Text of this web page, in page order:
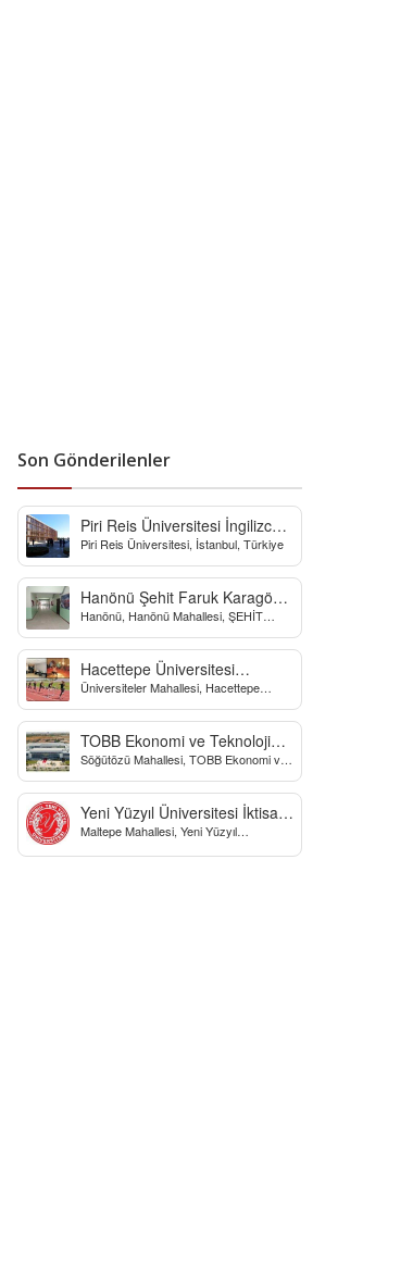
Son Gönderilenler
Piri Reis Üniversitesi İngilizce
Hazırlık Bölümü
Piri Reis Üniversitesi, İstanbul, Türkiye
Hanönü Şehit Faruk Karagöz
Yatılı Bölge Ortaokulu
Hanönü, Hanönü Mahallesi, ŞEHİT
Sokak, Kastamonu, Türkiye
Hacettepe Üniversitesi
Biyomekanik Laboratuvarı
Üniversiteler Mahallesi, Hacettepe
Yo, Çankaya/Ankara, Türkiye
TOBB Ekonomi ve Teknoloji
Üniversitesi
Söğütözü Mahallesi, TOBB Ekonomi ve
Caddesi, Ankara, Türkiye
Yeni Yüzyıl Üniversitesi İktisadi
ve İdari Bilimler Fakültesi
Maltepe Mahallesi, Yeni Yüzyıl